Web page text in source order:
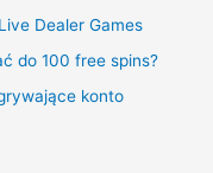
Dealer Games
do 100 free spins?
konto